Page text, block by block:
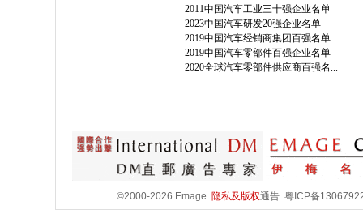
2011中国汽车工业三十强企业名单
2023中国汽车研发20强企业名单
2019中国汽车经销商集团百强名单
2019中国汽车零部件百强企业名单
2020全球汽车零部件供应商百强名...
©2000-2026 Emage. 隐私及版权通告. 粤ICP备